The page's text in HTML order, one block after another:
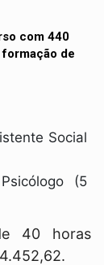
com 440
de
Social
(5
40 horas